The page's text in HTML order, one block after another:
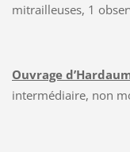
mitrailleuses, 1
Ouvrage
intermédiaire, non